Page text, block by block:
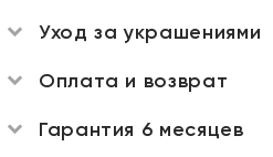
Уход за украшениями
Оплата и возврат
Гарантия 6 месяцев